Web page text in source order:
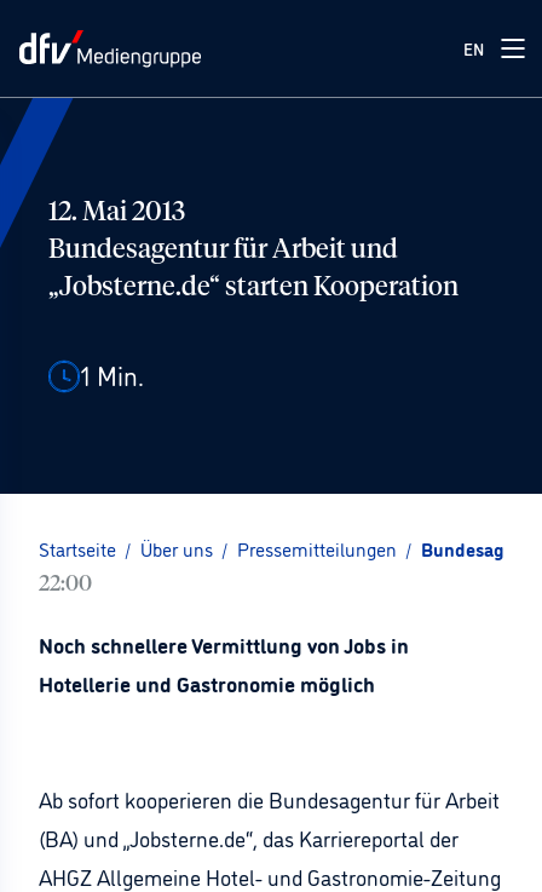
EN
12. Mai 2013
Bundesagentur für Arbeit und
„Jobsterne.de“ starten Kooperation
1 Min.
Startseite / Über uns / Pressemitteilungen /
22:00
Noch schnellere Vermittlung von Jobs in
Hotellerie und Gastronomie möglich
Ab sofort kooperieren die Bundesagentur für Arbeit
(BA) und „Jobsterne.de“, das Karriereportal der
AHGZ Allgemeine Hotel- und Gastronomie-Zeitung